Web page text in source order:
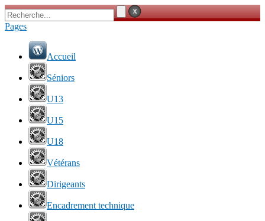
Pages
Accueil
Séniors
U13
U15
U18
Vétérans
Dirigeants
Encadrement technique